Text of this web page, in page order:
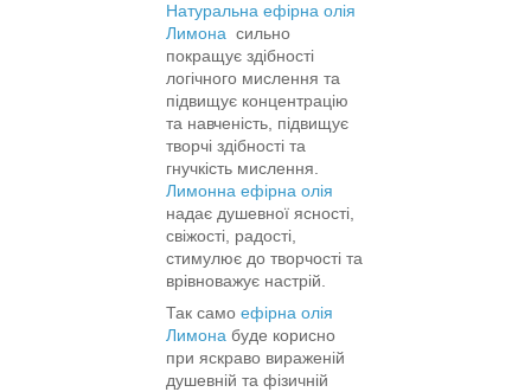
Натуральна ефірна олія
Лимона сильно
покращує здібності
логічного мислення та
підвищує концентрацію
та навченість, підвищує
творчі здібності та
гнучкість мислення.
Лимонна ефірна олія
надає душевної ясності,
свіжості, радості,
стимулює до творчості та
врівноважує настрій.
Так само ефірна олія
Лимона буде корисно
при яскраво вираженій
душевній та фізичній